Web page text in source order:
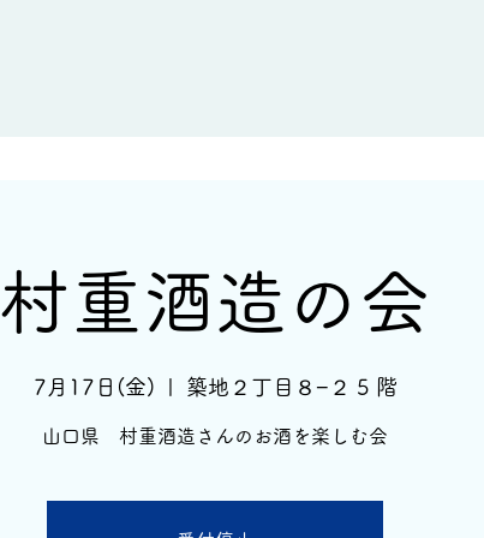
村重酒造の会
7月17日(金) 築地２丁目８−２ 5 階
山口県 村重酒造さんのお酒を楽しむ会